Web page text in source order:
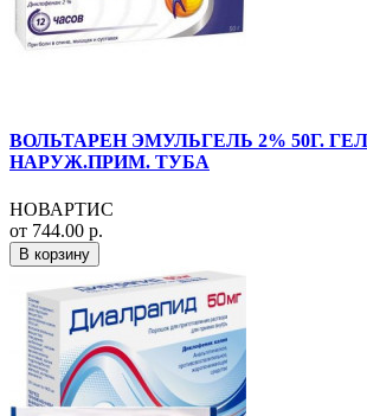
ВОЛЬТАРЕН ЭМУЛЬГЕЛЬ 2% 50Г.
НАРУЖ.ПРИМ. ТУБА
НОВАРТИС
от 744.00 р.
В корзину